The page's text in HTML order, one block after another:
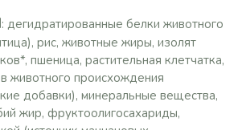
: дегидратированные белки животного
рис, животные жиры, изолят
пшеница, растительная клетчатка,
животного происхождения
добавки), минеральные вещества,
жир, фруктоолигосахариды,